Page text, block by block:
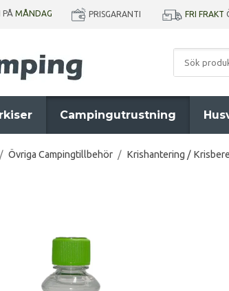
PÅ MÅNDAG PRISGARANTI FRI FRAKT
Campingutrustning
/ Övriga Campingtillbehör / Krishantering /